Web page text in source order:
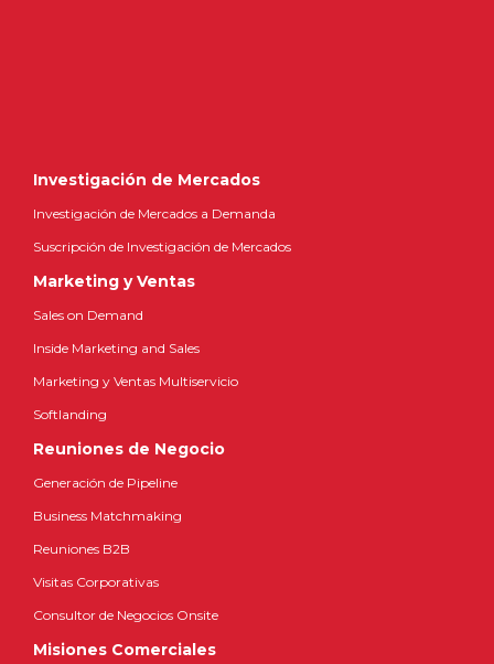
Investigación de Mercados
Investigación de Mercados a Demanda
Suscripción de Investigación de Mercados
Marketing y Ventas
Sales on Demand
Inside Marketing and Sales
Marketing y Ventas Multiservicio
Softlanding
Reuniones de Negocio
Generación de Pipeline
Business Matchmaking
Reuniones B2B
Visitas Corporativas
Consultor de Negocios Onsite
Misiones Comerciales